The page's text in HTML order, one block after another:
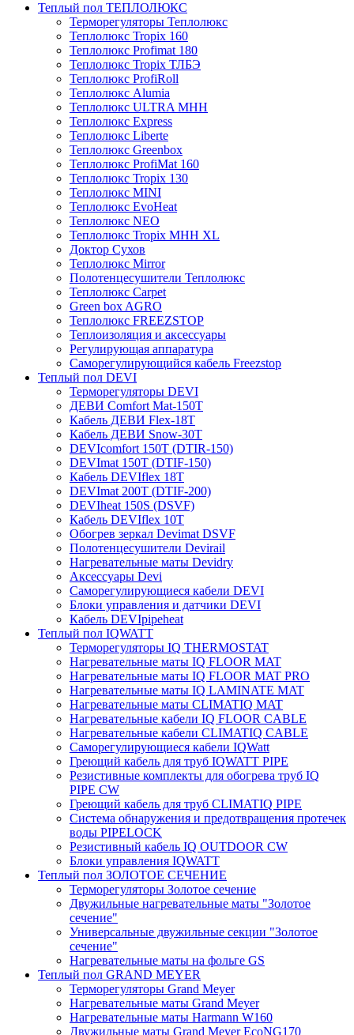
Теплый пол ТЕПЛОЛЮКС
Терморегуляторы Теплолюкс
Теплолюкс Tropix 160
Теплолюкс Profimat 180
Теплолюкс Tropix ТЛБЭ
Теплолюкс ProfiRoll
Теплолюкс Alumia
Теплолюкс ULTRA МНН
Теплолюкс Express
Теплолюкс Liberte
Теплолюкс Greenbox
Теплолюкс ProfiMat 160
Теплолюкс Tropix 130
Теплолюкс MINI
Теплолюкс EvoHeat
Теплолюкс NEO
Теплолюкс Tropix МНН XL
Доктор Сухов
Теплолюкс Mirror
Полотенцесушители Теплолюкс
Теплолюкс Carpet
Green box AGRO
Теплолюкс FREEZSTOP
Теплоизоляция и аксессуары
Регулирующая аппаратура
Cаморегулирующийся кабель Freezstop
Теплый пол DEVI
Терморегуляторы DEVI
ДЕВИ Comfort Mat-150T
Кабель ДЕВИ Flex-18T
Кабель ДЕВИ Snow-30T
DEVIcomfort 150T (DTIR-150)
DEVImat 150T (DTIF-150)
Кабель DEVIflex 18T
DEVImat 200T (DTIF-200)
DEVIheat 150S (DSVF)
Кабель DEVIflex 10T
Обогрев зеркал Devimat DSVF
Полотенцесушители Devirail
Нагревательные маты Devidry
Аксессуары Devi
Саморегулирующиеся кабели DEVI
Блоки управления и датчики DEVI
Кабель DEVIpipeheat
Теплый пол IQWATT
Терморегуляторы IQ THERMOSTAT
Нагревательные маты IQ FLOOR MAT
Нагревательные маты IQ FLOOR MAT PRO
Нагревательные маты IQ LAMINATE MAT
Нагревательные маты CLIMATIQ MAT
Нагревательные кабели IQ FLOOR CABLE
Нагревательные кабели CLIMATIQ CABLE
Саморегулирующиеся кабели IQWatt
Греющий кабель для труб IQWATT PIPE
Резистивные комплекты для обогрева труб IQ
PIPE CW
Греющий кабель для труб CLIMATIQ PIPE
Система обнаружения и предотвращения протечек
воды PIPELOCK
Резистивный кабель IQ OUTDOOR CW
Блоки управления IQWATT
Теплый пол ЗОЛОТОЕ СЕЧЕНИЕ
Терморегуляторы Золотое сечение
Двужильные нагревательные маты "Золотое
сечение"
Универсальные двужильные секции "Золотое
сечение"
Нагревательные маты на фольге GS
Теплый пол GRAND MEYER
Терморегуляторы Grand Meyer
Нагревательные маты Grand Meyer
Нагревательные маты Harmann W160
Двужильные маты Grand Meyer EcoNG170